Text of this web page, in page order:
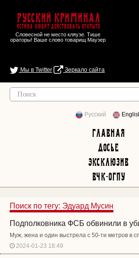
Русский Криминал
Истина любит действовать открыто
Словесной не место кляузе. Тише
ораторы! Ваше слово товарищ Маузер
Мы в Twitter Зеркало сайта
Русский
Главная
Досье
Эксклюзив
ВЧК-ОГПУ
Поиск по тегу: Эдуард Мусин
Подполковника ФСБ обвинили в
Муж, жена и один выстрела с 50-ти метров в
2024-01-23 18:49